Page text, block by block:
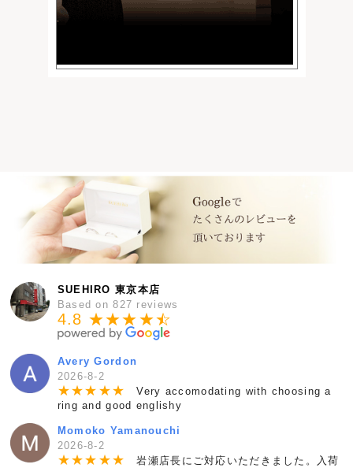
SUEHIRO 東京本店
Based on 827 reviews
4.8 ★★★★★
☆
Avery Gordon
2026-8-2
★★★ ★★
Very accomodating with choosing a
ring and good englishy
Momoko Yamanouchi
2026-8-2
★★★ ★★
岩瀬店長にご対応いただきました。入荷